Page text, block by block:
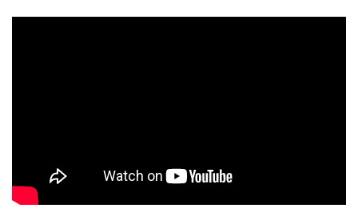
の車名、復活した車名などご長寿
＜内容紹介＞
5月号は「長寿番付・車名編」を
特集し、長く受け継がれてきた車